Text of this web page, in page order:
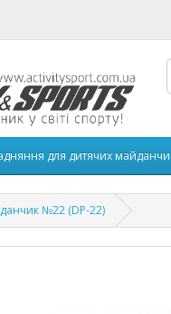
для дитячих
№22 (DP-22)